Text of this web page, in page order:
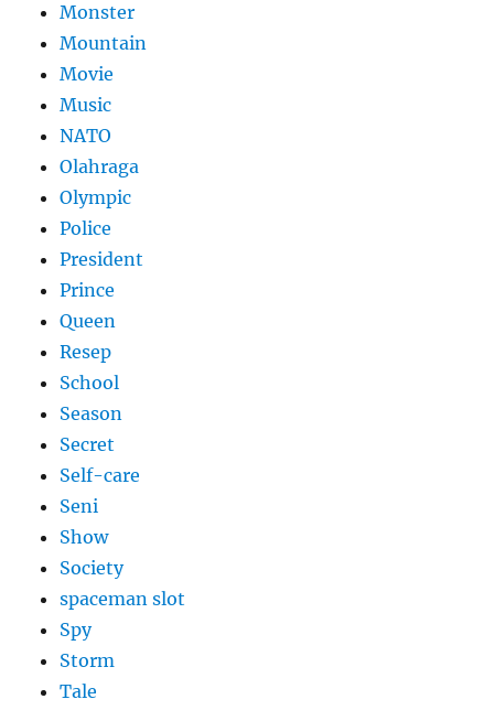
Monster
Mountain
Movie
Music
NATO
Olahraga
Olympic
Police
President
Prince
Queen
Resep
School
Season
Secret
Self-care
Seni
Show
Society
spaceman slot
Spy
Storm
Tale